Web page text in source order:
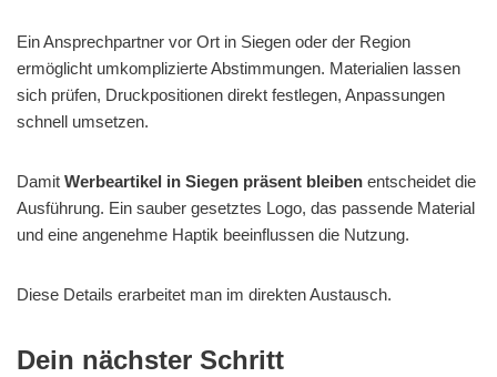
Ein Ansprechpartner vor Ort in Siegen oder der Region
ermöglicht umkomplizierte Abstimmungen. Materialien lassen
sich prüfen, Druckpositionen direkt festlegen, Anpassungen
schnell umsetzen.
Damit Werbeartikel in Siegen präsent bleiben entscheidet die
Ausführung. Ein sauber gesetztes Logo, das passende Material
und eine angenehme Haptik beeinflussen die Nutzung.
Diese Details erarbeitet man im direkten Austausch.
Dein nächster Schritt